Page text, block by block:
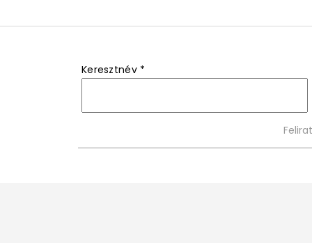
Keresztnév *